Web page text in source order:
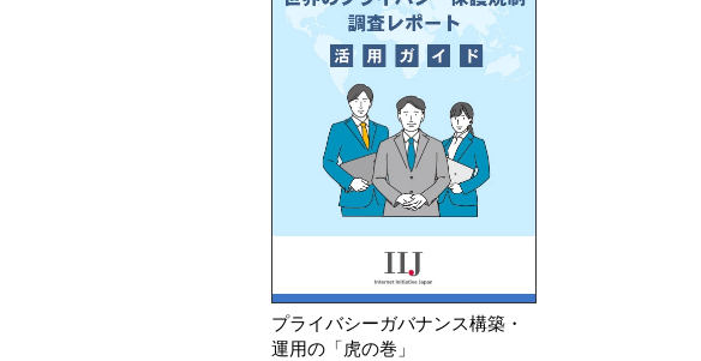
プライバシーガバナンス構築・
運用の「虎の巻」